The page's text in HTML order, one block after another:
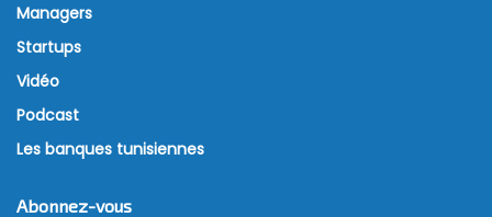
Managers
Startups
Vidéo
Podcast
Les banques tunisiennes
Abonnez-vous